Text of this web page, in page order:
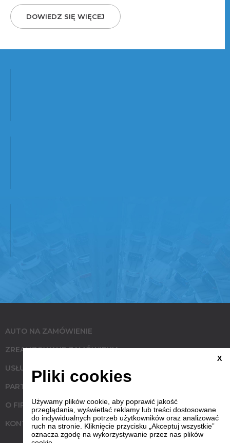
DOWIEDZ SIĘ WIĘCEJ
AUTO NA ZAMÓWIENIE
ZREALIZOWANE ZAMÓWIENIA
USŁUGI
PARTNERZY
O FIRMIE
KONTAKT
X
Pliki cookies
Używamy plików cookie, aby poprawić jakość
przeglądania, wyświetlać reklamy lub treści dostosowane
do indywidualnych potrzeb użytkowników oraz analizować
ruch na stronie. Kliknięcie przycisku „Akceptuj wszystkie”
oznacza zgodę na wykorzystywanie przez nas plików